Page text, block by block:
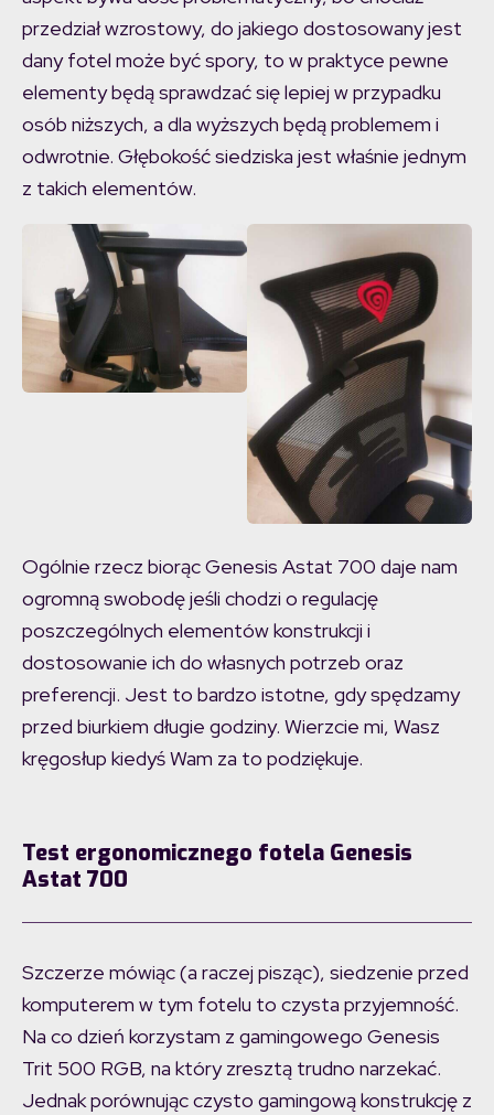
przedział wzrostowy, do jakiego dostosowany jest
dany fotel może być spory, to w praktyce pewne
elementy będą sprawdzać się lepiej w przypadku
osób niższych, a dla wyższych będą problemem i
odwrotnie. Głębokość siedziska jest właśnie jednym
z takich elementów.
Ogólnie rzecz biorąc Genesis Astat 700 daje nam
ogromną swobodę jeśli chodzi o regulację
poszczególnych elementów konstrukcji i
dostosowanie ich do własnych potrzeb oraz
preferencji. Jest to bardzo istotne, gdy spędzamy
przed biurkiem długie godziny. Wierzcie mi, Wasz
kręgosłup kiedyś Wam za to podziękuje.
Test ergonomicznego fotela Genesis
Astat 700
Szczerze mówiąc (a raczej pisząc), siedzenie przed
komputerem w tym fotelu to czysta przyjemność.
Na co dzień korzystam z gamingowego Genesis
Trit 500 RGB, na który zresztą trudno narzekać.
Jednak porównując czysto gamingową konstrukcję z